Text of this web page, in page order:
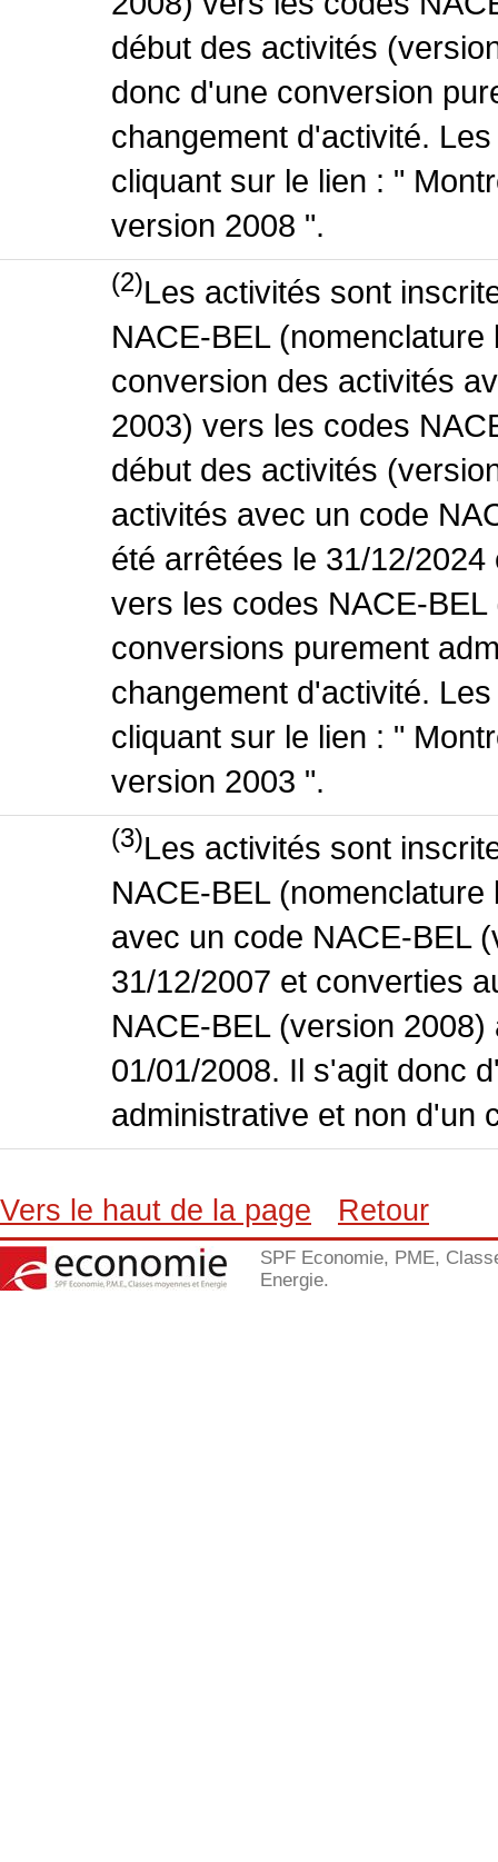
début des activités
donc d'une conversion
changement d'activité.
cliquant sur le lien : "
version 2008 ".
(2)Les activités sont
NACE-BEL
conversion des activités
2003) vers les codes
début des activités
activités avec un code
été arrêtées le 31/12/
vers les codes NACE-
conversions purement
changement d'activité.
cliquant sur le lien : "
version 2003 ".
(3)Les activités sont
NACE-BEL
avec un code NACE-BEL
31/12/2007 et converties
NACE-BEL (version
01/01/2008. Il s'agit donc
administrative et non d'un
Vers le haut de la page Retour
SPF Economie, PME,
Energie.